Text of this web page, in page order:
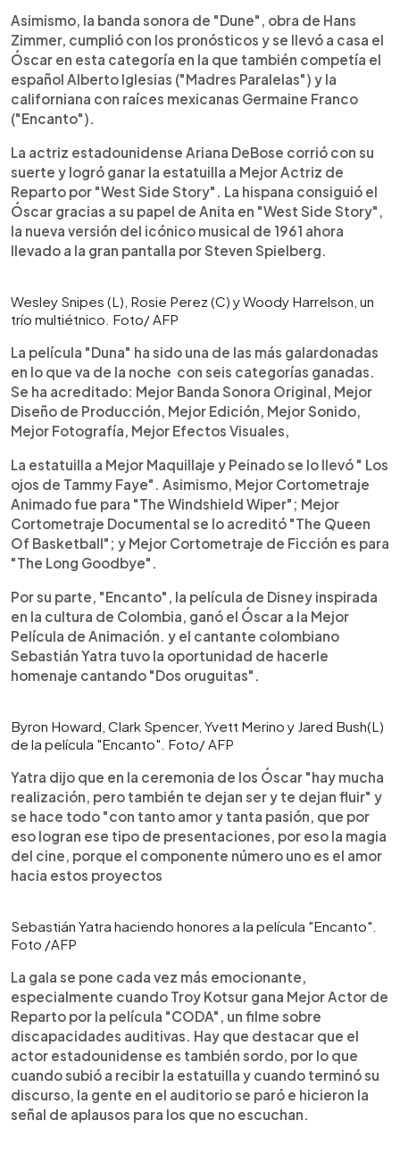
Asimismo, la banda sonora de "Dune", obra de Hans
Zimmer, cumplió con los pronósticos y se llevó a casa el
Óscar en esta categoría en la que también competía el
español Alberto Iglesias ("Madres Paralelas") y la
californiana con raíces mexicanas Germaine Franco
("Encanto").
La actriz estadounidense Ariana DeBose corrió con su
suerte y logró ganar la estatuilla a Mejor Actriz de
Reparto por "West Side Story". La hispana consiguió el
Óscar gracias a su papel de Anita en "West Side Story",
la nueva versión del icónico musical de 1961 ahora
llevado a la gran pantalla por Steven Spielberg.
Wesley Snipes (L), Rosie Perez (C) y Woody Harrelson, un
trío multiétnico. Foto/ AFP
La película "Duna" ha sido una de las más galardonadas
en lo que va de la noche con seis categorías ganadas.
Se ha acreditado: Mejor Banda Sonora Original, Mejor
Diseño de Producción, Mejor Edición, Mejor Sonido,
Mejor Fotografía, Mejor Efectos Visuales,
La estatuilla a Mejor Maquillaje y Peinado se lo llevó " Los
ojos de Tammy Faye". Asimismo, Mejor Cortometraje
Animado fue para "The Windshield Wiper"; Mejor
Cortometraje Documental se lo acreditó "The Queen
Of Basketball"; y Mejor Cortometraje de Ficción es para
"The Long Goodbye".
Por su parte, "Encanto", la película de Disney inspirada
en la cultura de Colombia, ganó el Óscar a la Mejor
Película de Animación. y el cantante colombiano
Sebastián Yatra tuvo la oportunidad de hacerle
homenaje cantando "Dos oruguitas".
Byron Howard, Clark Spencer, Yvett Merino y Jared Bush(L)
de la película "Encanto". Foto/ AFP
Yatra dijo que en la ceremonia de los Óscar "hay mucha
realización, pero también te dejan ser y te dejan fluir" y
se hace todo "con tanto amor y tanta pasión, que por
eso logran ese tipo de presentaciones, por eso la magia
del cine, porque el componente número uno es el amor
hacia estos proyectos
Sebastián Yatra haciendo honores a la película "Encanto".
Foto /AFP
La gala se pone cada vez más emocionante,
especialmente cuando Troy Kotsur gana Mejor Actor de
Reparto por la película "CODA", un filme sobre
discapacidades auditivas. Hay que destacar que el
actor estadounidense es también sordo, por lo que
cuando subió a recibir la estatuilla y cuando terminó su
discurso, la gente en el auditorio se paró e hicieron la
señal de aplausos para los que no escuchan.